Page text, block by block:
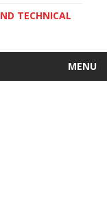
TECHNICAL
MENU